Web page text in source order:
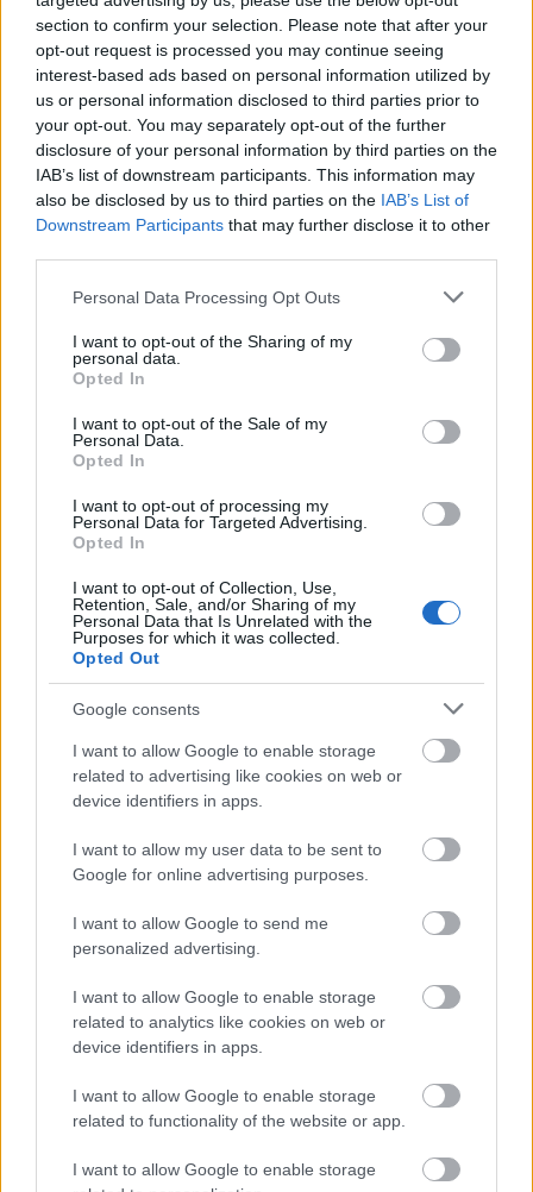
section to confirm your selection. Please note that after your
opt-out request is processed you may continue seeing
interest-based ads based on personal information utilized by
us or personal information disclosed to third parties prior to
your opt-out. You may separately opt-out of the further
disclosure of your personal information by third parties on the
IAB’s list of downstream participants. This information may
also be disclosed by us to third parties on the IAB’s List of
Downstream Participants that may further disclose it to other
Please note that this website/app uses one or more Google
not limited to your visit or usage behaviour. You may click to
grant or deny consent to Google and its third-party tags to
use your data for below specified purposes in below Google
consent section.
Personal Data Processing Opt Outs
I want to opt-out of the Sharing of my
personal data.
Opted In
I want to opt-out of the Sale of my
Personal Data.
Opted In
I want to opt-out of processing my
Personal Data for Targeted Advertising.
Opted In
I want to opt-out of Collection, Use,
Retention, Sale, and/or Sharing of my
Personal Data that Is Unrelated with the
Purposes for which it was collected.
Opted Out
Google consents
I want to allow Google to enable storage
related to advertising like cookies on web or
device identifiers in apps.
I want to allow my user data to be sent to
Google for online advertising purposes.
I want to allow Google to send me
personalized advertising.
I want to allow Google to enable storage
related to analytics like cookies on web or
device identifiers in apps.
I want to allow Google to enable storage
related to functionality of the website or app.
I want to allow Google to enable storage
frissítések tartalmáról, próbáljuk meg…
iPhone - Kinyitva (?)
Ismét igazolást nyert a mondás, miszerint minden
az #istouchidhackedyet ("megtörték-e már a touch
id-t?") kiírása óta, a Chaos Computer Club
biometrikai tagozata pedig már közzé is tett egy
közleményt valamint egy videót az új…